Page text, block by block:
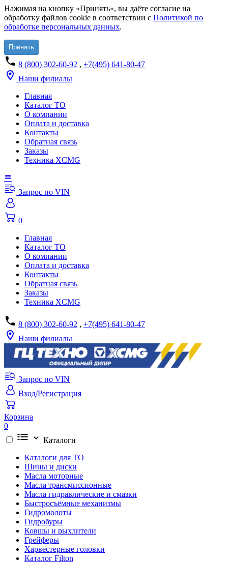
Нажимая на кнопку «Принять», вы даёте согласие на
обработку файлов cookie в соответствии с Политикой по
обработке персональных данных.
Принять
8 (800) 302-60-92 , +7(495) 641-80-47
Наши филиалы
Главная
Каталог ТО
О компании
Оплата и доставка
Контакты
Обратная связь
Заказы
Техника XCMG
Запрос по VIN
0
Главная
Каталог ТО
О компании
Оплата и доставка
Контакты
Обратная связь
Заказы
Техника XCMG
8 (800) 302-60-92 , +7(495) 641-80-47
Наши филиалы
Запрос по VIN
Вход/Регистрация
Корзина
0
Каталоги
Каталоги для ТО
Шины и диски
Масла моторные
Масла трансмиссионные
Масла гидравлические и смазки
Быстросъёмные механизмы
Гидромолоты
Гидробуры
Ковшы и рыхлители
Грейферы
Харвестерные головки
Каталог Filton